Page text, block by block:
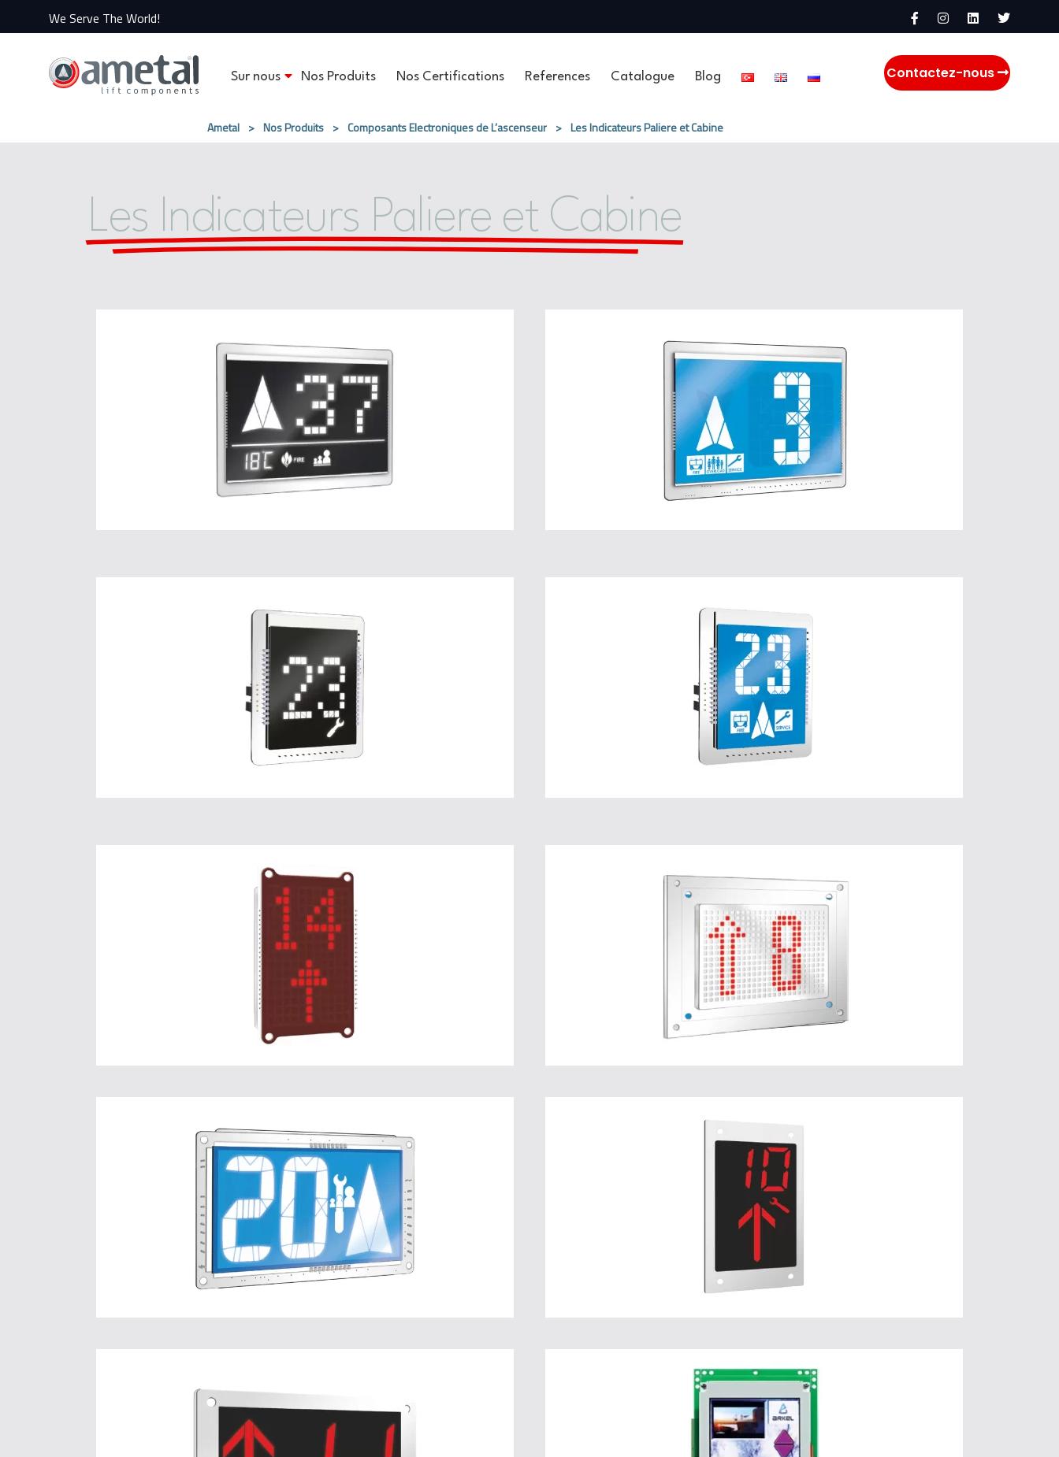
We Serve The World!
Sur nous Nos Produits Nos Certifications References Catalogue Blog Contactez-nous
Ametal > Nos Produits > Composants Electroniques de L’ascenseur > Les Indicateurs Paliere et Cabine
Les Indicateurs Paliere et Cabine
Pour plus d’informations
Cliquez ici.
AKLCD 33 CB
Pour plus d’informations
Cliquez ici.
LMBUS 40
Pour plus d’informations
Cliquez ici.
Pour plus d’informations
Cliquez ici.
Pour plus d’informations
Cliquez ici.
LMBUS 63
Pour plus d’informations
Cliquez ici.
Pour plus d’informations
QD BU
Pour plus d’informations